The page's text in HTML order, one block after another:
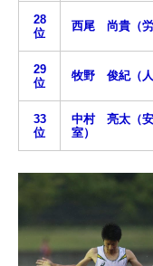
28
位
西尾 尚貴（労
29
位
牧野 俊紀（人
33
位
中村 亮太（安
室）